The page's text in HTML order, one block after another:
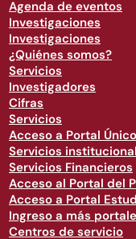
Agenda de eventos
Investigaciones
Investigaciones
¿Quiénes somos?
Servicios
Investigadores
Cifras
Servicios
Acceso a Portal
Servicios
Servicios Financieros
Acceso al Portal del
Acceso a Portal
Ingreso a más
Centros de servicio